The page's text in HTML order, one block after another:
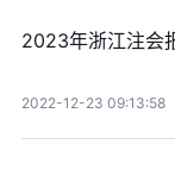
2023年浙江注会
2022-12-23 09:13:58